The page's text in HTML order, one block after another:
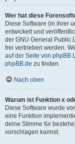
Wer hat diese
Diese Software (in ihrer
entwickelt und
der GNU General Public
frei vertrieben werden.
auf der Seite von phpBB
phpBB.de zu finden.
Nach oben
Warum ist Funktion x
Diese Software wurde
eine Funktion
deine Stimme für
vorschlagen kannst.